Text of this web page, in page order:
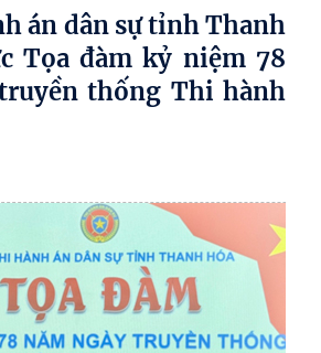
án dân sự tỉnh Thanh
Tọa đàm kỷ niệm 78
thống Thi hành